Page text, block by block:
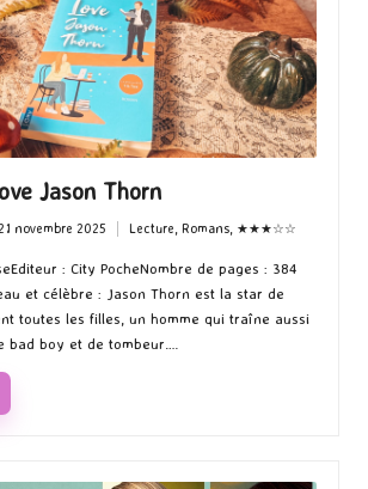
Jason Thorn
novembre 2025
in
Lecture, Romans, ★★★☆☆
: City PocheNombre de pages : 384
et célèbre : Jason Thorn est la star de
toutes les filles, un homme qui traîne aussi
bad boy et de tombeur.…